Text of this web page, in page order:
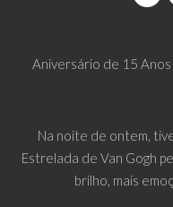
Aniversário de 15 Anos
Na noite de ontem,
Estrelada de Van Gogh
brilho, mais